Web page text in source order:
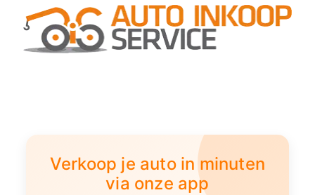
Verkoop je auto in minuten
via onze app